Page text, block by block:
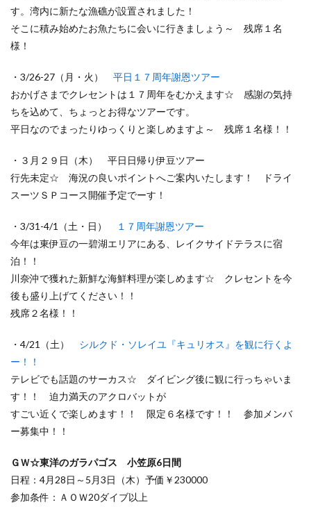
す。湾内に新たな漁礁が設置されました！
そこに積み始めたお魚たちに会いに行きましょう～ 残席１名
様！
・3/26-27（月・火） 平日１７周年謝恩ツアー
おかげさまでクレセントは１７周年をむかえます☆ 感謝の気持
ちを込めて、ちょっとお得なツアーです。
平日なのでまったりゆっくりと楽しめますよ～ 残席１名様！！
・３月２９日（木） 平日日帰り伊豆ツアー
行先未定☆ 海況の良いポイントへご案内いたします！ ドライ
スーツＳＰコース開催予定でーす！
・3/31-4/1（土・日）
１７周年謝恩ツアー
今年は東伊豆の一碧湖エリアにある、レイクサイドテラスに宿
泊！！
川奈沖で獲れた新鮮な海鮮料理が楽しめます☆ クレセントを今
後も盛り上げてください！！
残席２名様！！
・4/21（土） シルクド・ソレイユ『キュリオス』を観に行くよ
ー！！
テレビでも話題のサーカス☆ ダイビング後に観に行っちゃいま
す！！ 迫力満天のアクロバットが
すごい近くで楽しめます！！ 限定６名様です！！ 参加メンバ
ー募集中！！
ＧＷ☆東洋のガラパゴス 小笠原6日間
日程：4月28日～5月3日（木）予価￥230000
参加条件：ＡＯＷ20ダイブ以上